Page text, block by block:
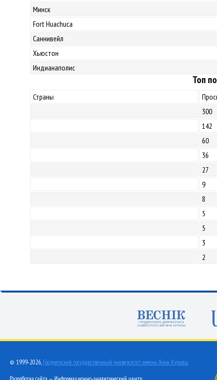
Минск
Fort Huachuca
Саннивейл
Хьюстон
Индианаполис
Топ
Страны
300
142
60
36
27
9
8
5
5
3
2
© 1999-2026, Гродненский государственный университет имени Янки Купалы